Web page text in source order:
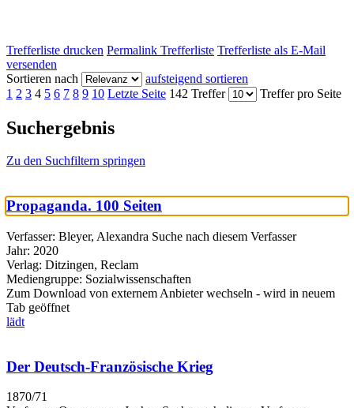
Trefferliste drucken Permalink Trefferliste Trefferliste als E-Mail
versenden
Sortieren nach
aufsteigend sortieren
1 2 3 4 5 6 7 8 9 10 Letzte Seite 142 Treffer Treffer pro Seite
Suchergebnis
Zu den Suchfiltern springen
Propaganda. 100 Seiten
Verfasser: Bleyer, Alexandra Suche nach diesem Verfasser
Jahr: 2020
Verlag: Ditzingen, Reclam
Mediengruppe: Sozialwissenschaften
Zum Download von externem Anbieter wechseln - wird in neuem
Tab geöffnet
lädt
Der Deutsch-Französische Krieg
1870/71